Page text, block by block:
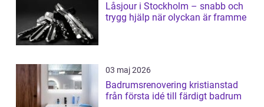
Låsjour i Stockholm – snabb och
trygg hjälp när olyckan är framme
03 maj 2026
Badrumsrenovering kristianstad
från första idé till färdigt badrum